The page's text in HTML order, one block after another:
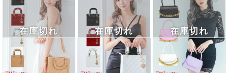
在庫切れ 在庫切れ 在庫切れ